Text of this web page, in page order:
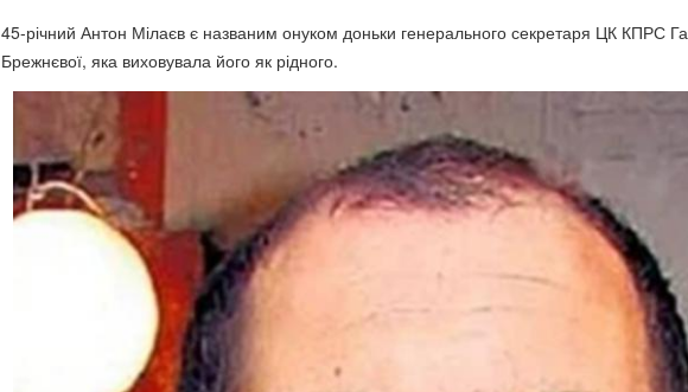
45-річний Антон Мілаєв є названим онуком доньки генерального секретаря ЦК КПРС
Брежнєвої, яка виховувала його як рідного.